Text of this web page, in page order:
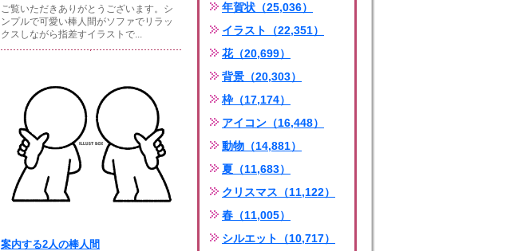
ご覧いただきありがとうございます。シ
ンプルで可愛い棒人間がソファでリラッ
クスしながら指差すイラストで...
案内する2人の棒人間
年賀状（25,036）
イラスト（22,351）
花（20,699）
背景（20,303）
枠（17,174）
アイコン（16,448）
動物（14,881）
夏（11,683）
クリスマス（11,122）
春（11,005）
シルエット（10,717）